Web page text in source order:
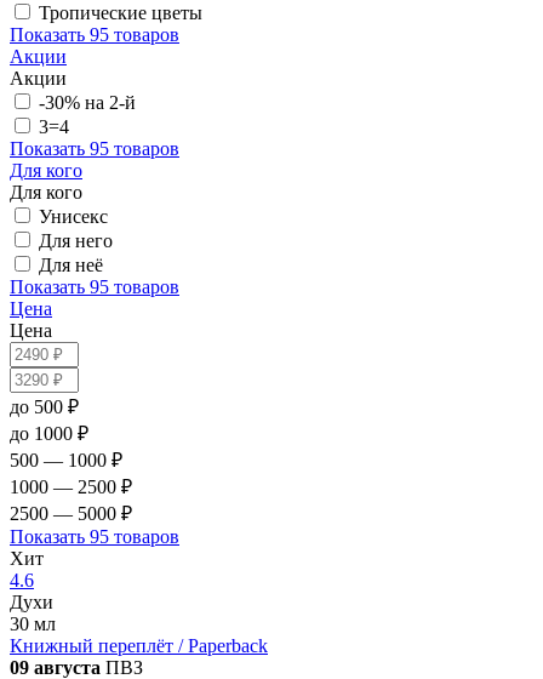
Тропические цветы
Показать 95 товаров
Акции
Акции
-30% на 2-й
3=4
Показать 95 товаров
Для кого
Для кого
Унисекс
Для него
Для неё
Показать 95 товаров
Цена
Цена
до 500 ₽
до 1000 ₽
500 — 1000 ₽
1000 — 2500 ₽
2500 — 5000 ₽
Показать 95 товаров
Хит
4.6
Духи
30 мл
Книжный переплёт / Paperback
09 августа ПВЗ